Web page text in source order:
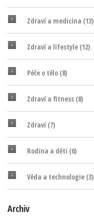
Zdraví a medicína (13)
Zdraví a lifestyle (12)
Péče o tělo (8)
Zdraví a fitness (8)
Zdraví (7)
Rodina a děti (6)
Věda a technologie (3)
Archiv